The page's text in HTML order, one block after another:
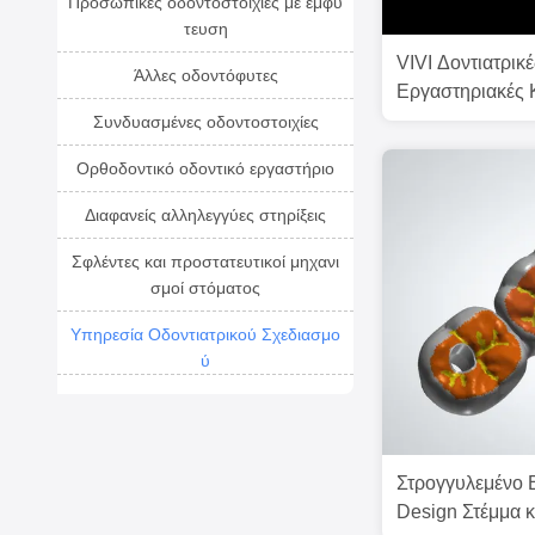
τευση
Άλλες οδοντόφυτες
Συνδυασμένες οδοντοστοιχίες
Ορθοδοντικό οδοντικό εργαστήριο
Διαφανείς αλληλεγγύες στηρίξεις
Σφλέντες και προστατευτικοί μηχανι
σμοί στόματος
Υπηρεσία Οδοντιατρικού Σχεδιασμο
ύ
VIVI
Εργαστηριακές
Κρόνα Ζιρκόνια
Στρογγυλεμένο
Design Στέμμα